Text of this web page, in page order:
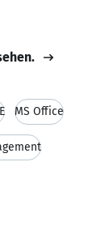
MS Office